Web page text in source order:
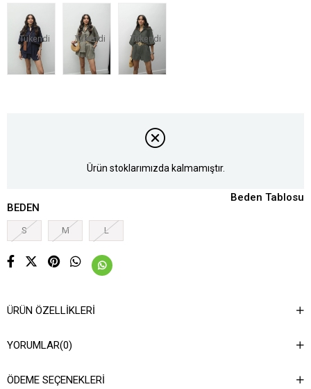
Tükendi Tükendi Tükendi
Ürün stoklarımızda kalmamıştır.
BEDEN
S M L
Beden Tablosu
ÜRÜN ÖZELLIKLERI
YORUMLAR(0)
ÖDEME SEÇENEKLERI